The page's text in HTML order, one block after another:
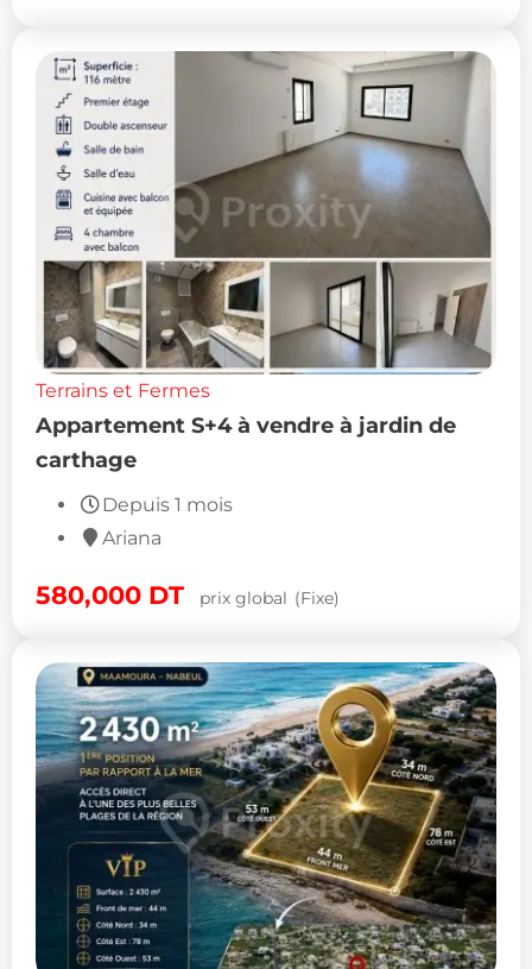
Terrains et Fermes
Appartement S+4 à vendre à jardin de
carthage
Depuis 1 mois
Ariana
580,000 DT prix global (Fixe)